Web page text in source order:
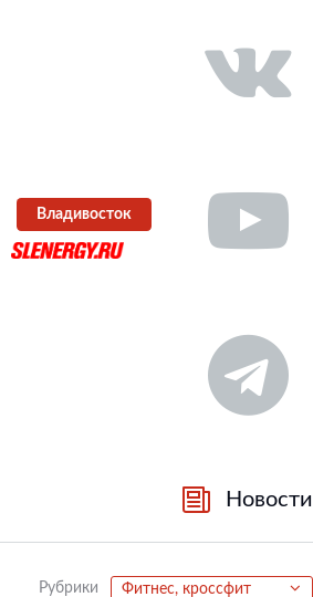
Владивосток
Новости
Рубрики Фитнес, кроссфит